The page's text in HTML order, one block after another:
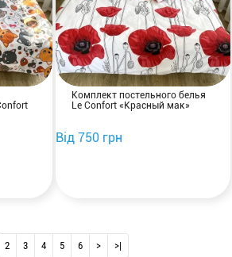
Комплект постельного белья
Le Confort «Красный мак»
Від 750 грн
2 3 4 5 6 > >|